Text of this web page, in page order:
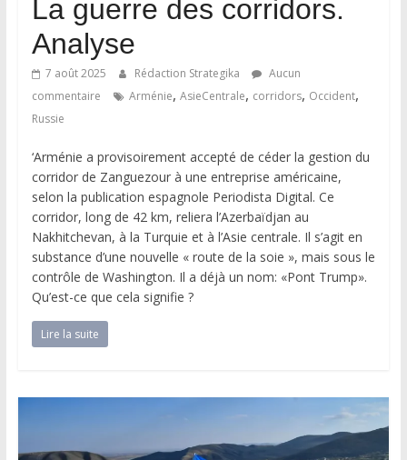
La guerre des corridors.
Analyse
7 août 2025 Rédaction Strategika
Aucun
commentaire
Arménie, AsieCentrale, corridors, Occident,
Russie
‘Arménie a provisoirement accepté de céder la gestion du
corridor de Zanguezour à une entreprise américaine,
selon la publication espagnole Periodista Digital. Ce
corridor, long de 42 km, reliera l’Azerbaïdjan au
Nakhitchevan, à la Turquie et à l’Asie centrale. Il s’agit en
substance d’une nouvelle « route de la soie », mais sous le
contrôle de Washington. Il a déjà un nom: «Pont Trump».
Qu’est-ce que cela signifie ?
Lire la suite